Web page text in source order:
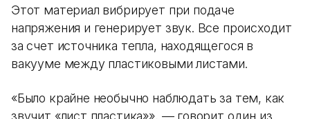
Этот материал вибрирует при подаче
напряжения и генерирует звук. Все происходит
за счет источника тепла, находящегося в
вакууме между пластиковыми листами.
«Было крайне необычно наблюдать за тем, как
звучит «лист пластика»», ­— говорит один из